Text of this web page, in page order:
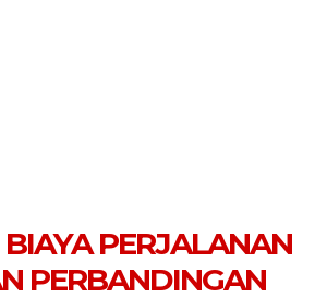
PERJALANAN
PERBANDINGAN